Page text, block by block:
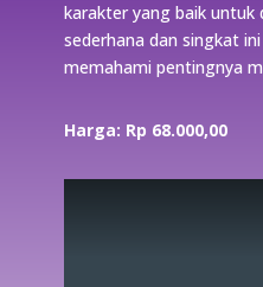
karakter yang baik untuk
sederhana dan singkat
memahami pentingnya
Harga: Rp 68.000,00